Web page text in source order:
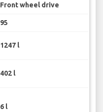
Front wheel drive
95
1247 l
402 l
6 l